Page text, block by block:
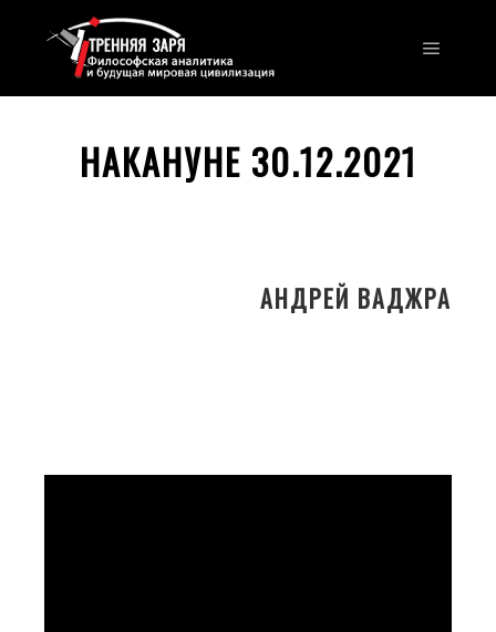
НАКАНУНЕ 30.12.2021
АНДРЕЙ ВАДЖРА